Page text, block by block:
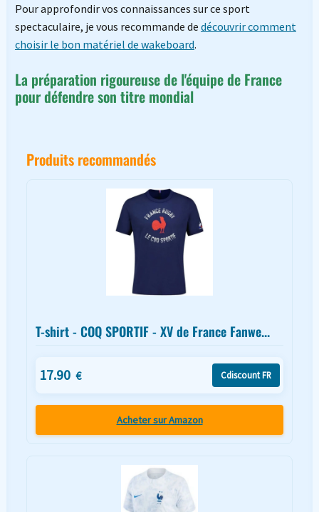
Pour approfondir vos connaissances sur ce sport
spectaculaire, je vous recommande de découvrir comment
choisir le bon matériel de wakeboard.
La préparation rigoureuse de l'équipe de France
pour défendre son titre mondial
Produits recommandés
T-shirt - COQ SPORTIF - XV de France Fanwe...
17.90 € Cdiscount FR
Acheter sur Amazon